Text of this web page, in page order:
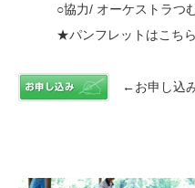
○協力/ オーケストラつ
★パンフレットはこち
←お申し込